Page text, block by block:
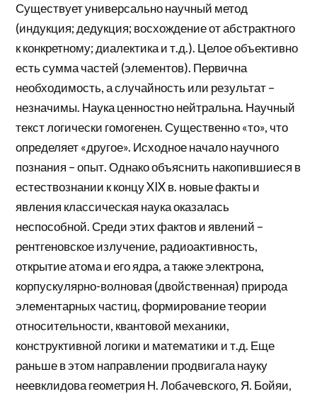
Существует универсально научный метод
(индукция; дедукция; восхождение от абстрактного
к конкретному; диалектика и т.д.). Целое объективно
есть сумма частей (элементов). Первична
необходимость, а случайность или результат –
незначимы. Наука ценностно нейтральна. Научный
текст логически гомогенен. Существенно «то», что
определяет «другое». Исходное начало научного
познания – опыт. Однако объяснить накопившиеся в
естествознании к концу XIX в. новые факты и
явления классическая наука оказалась
неспособной. Среди этих фактов и явлений –
рентгеновское излучение, радиоактивность,
открытие атома и его ядра, а также электрона,
корпускулярно-волновая (двойственная) природа
элементарных частиц, формирование теории
относительности, квантовой механики,
конструктивной логики и математики и т.д. Еще
раньше в этом направлении продвигала науку
неевклидова геометрия Н. Лобачевского, Я. Бойяи,